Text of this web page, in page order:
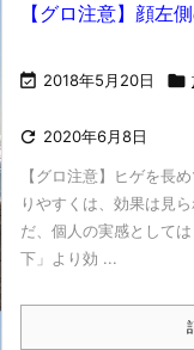
【グロ注意】顔左
 2018年5月20日 
 2020年6月8日
【グロ注意】ヒゲを長
りやすくは、効果は見
だ、個人の実感として
下」より効 ...